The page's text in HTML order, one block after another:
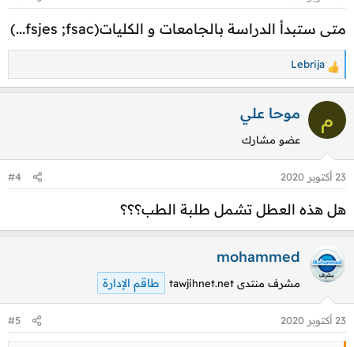
ت
متى ستبدأ الدراسة بالجامعات و الكليات(fsjes ;fsac...)
ا
ل
ت
ع
ل
ت
:
Lebrija
م موحا علي
عضو مشارك
23 أكتوبر 2020 #4
هل هذه العطل تشمل طلبة الطب؟؟؟
mohammed
مشرف منتدى tawjihnet.net طاقم الإدارة
23 أكتوبر 2020 #5